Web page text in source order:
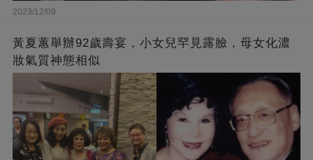
2023/12/09
黃夏蕙舉辦92歲壽宴，小女兒罕見露臉，母女化濃
妝氣質神態相似